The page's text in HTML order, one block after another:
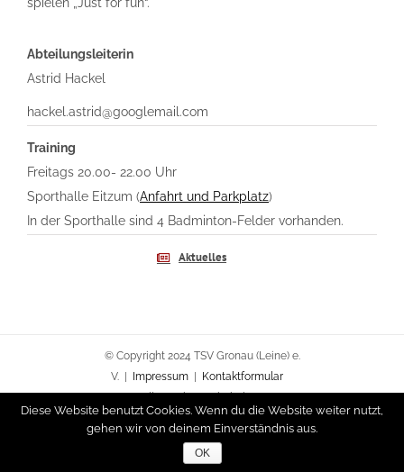
Abteilungsleiterin
Astrid Hackel
hackel.astrid@googlemail.com
Training
Freitags 20.00- 22.00 Uhr
Sporthalle Eitzum (Anfahrt und Parkplatz)
In der Sporthalle sind 4 Badminton-Felder vorhanden.
Aktuelles
© Copyright 2024 TSV Gronau (Leine) e.
V. |
Impressum|
Kontaktformular
Kontaktformular
Impressum
Diese Website benutzt Cookies. Wenn du die Website weiter nutzt,
gehen wir von deinem Einverständnis aus.
OK